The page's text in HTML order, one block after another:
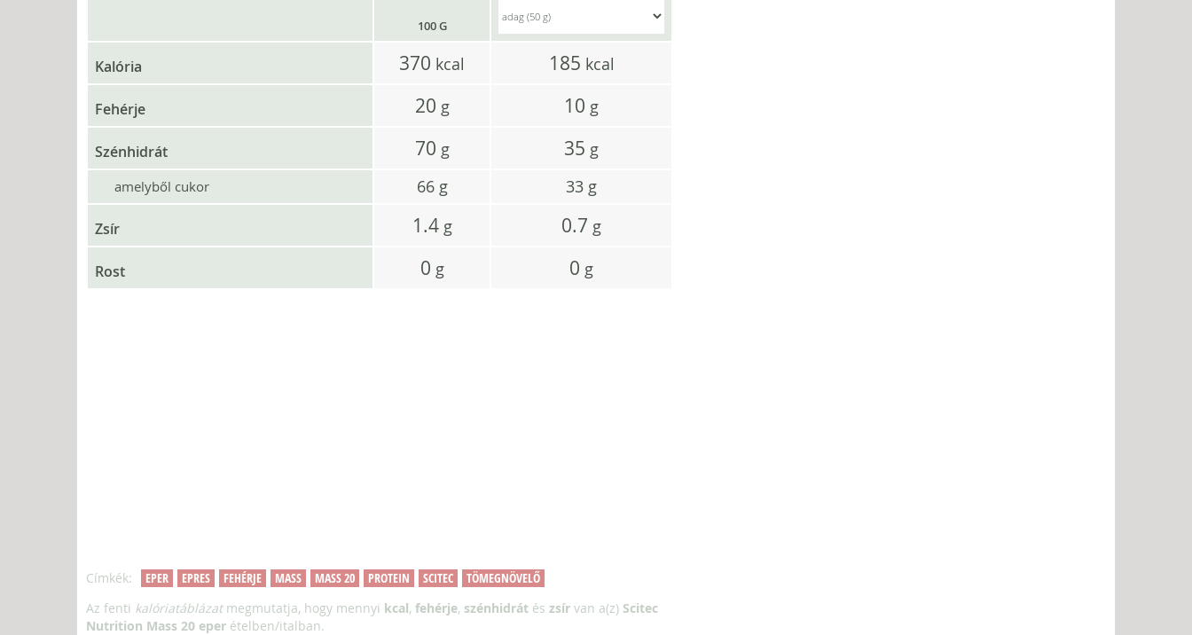
100 G
Kalória 370 kcal 185 kcal
Fehérje 20 g 10 g
Szénhidrát 70 g 35 g
amelyből cukor 66 g 33 g
Zsír 1.4 g 0.7 g
Rost 0 g 0 g
Címkék: EPER EPRES FEHÉRJE MASS MASS 20 PROTEIN SCITEC
TÖMEGNÖVELŐ
Az fenti kalóriatáblázatmegmutatja, hogy mennyi kcal, fehérje, szénhidrát és zsír van a(z) Scitec
Nutrition Mass 20 eper ételben/italban.